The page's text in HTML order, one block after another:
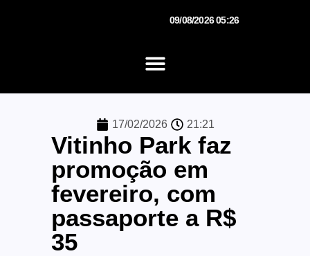
09/08/2026 05:26
17/02/2026 21:21
Vitinho Park faz
promoção em
fevereiro, com
passaporte a R$
35